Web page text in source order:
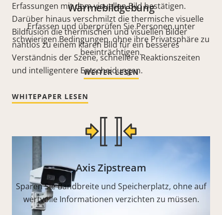
Erfassungen mit dem visuellen Bild bestätigen.
Darüber hinaus verschmilzt die thermische visuelle
Bildfusion die thermischen und visuellen Bilder
nahtlos zu einem klaren Bild für ein besseres
Verständnis der Szene, schnellere Reaktionszeiten
und intelligentere Entscheidungen.
WHITEPAPER LESEN
Wärmebildgebung
Erfassen und überprüfen Sie Personen unter
schwierigen Bedingungen, ohne ihre Privatsphäre zu
beeinträchtigen.
WEITER LESEN
Axis Zipstream
Sparen Sie Bandbreite und Speicherplatz, ohne auf
wertvolle Informationen verzichten zu müssen.